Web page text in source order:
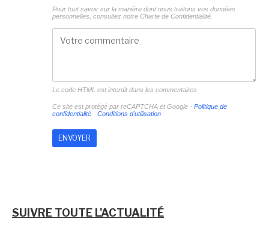
Pour tout savoir sur la manière dont nous traitons vos données
personnelles, consultez notre Charte de Confidentialité.
Le code HTML est interdit dans les commentaires
Ce site est protégé par reCAPTCHA et Google - Politique de
confidentialité- Conditions d'utilisation
SUIVRE TOUTE L'ACTUALITÉ